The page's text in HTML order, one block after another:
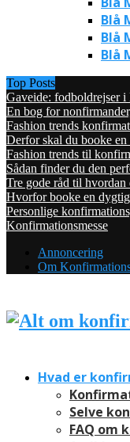
Blå
Blå
Blå
Top Posts
Gaveide: fodboldrejser i
En bog for
Fashion trends
Derfor skal du booke
Fashion trends til
Sådan finder du den
Tre gode råd til
Hvorfor booke en
Personlige
Konfirmationsmesse
Annoncering
Om
Hvad er
Selve
FAQ om